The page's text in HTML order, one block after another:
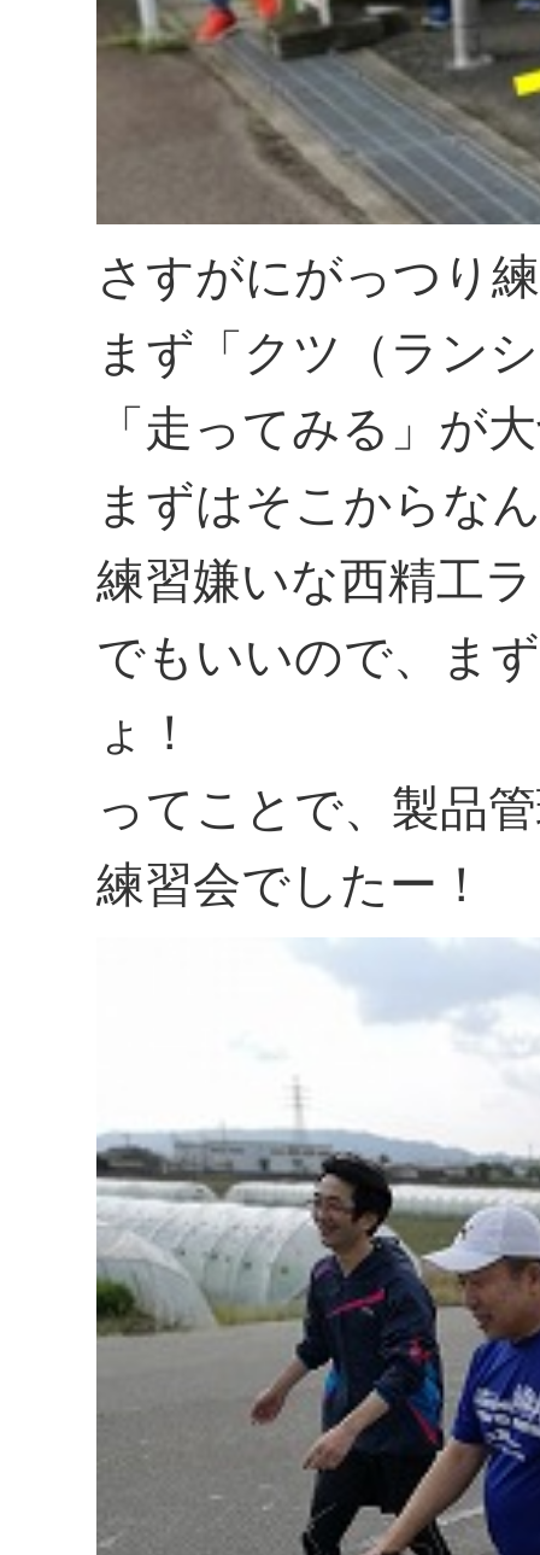
さすがにがっつり
まず「クツ（ラン
「走ってみる」が
まずはそこからな
練習嫌いな西精工
でもいいので、ま
ょ！
ってことで、製品
練習会でしたー！